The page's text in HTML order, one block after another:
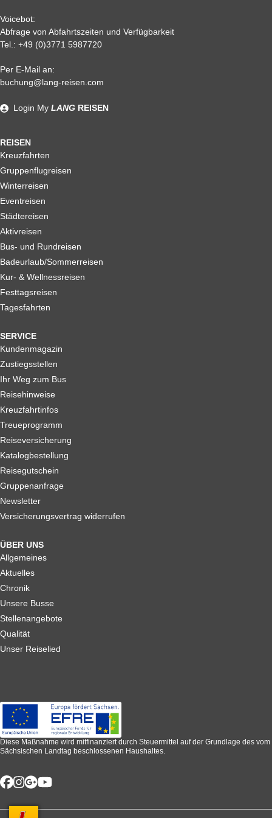
Alle weiteren Stronierungsbedingungen entnehmen Sie bitte
unseren AGB. Wir empfehlen Ihnen den Abschluss einer
Reiserücktrittskostenversicherung
Voicebot:
Abfrage von Abfahrtszeiten und Verfügbarkeit
Tel.: +49 (0)3771 5987720
Per E-Mail an:
buchung@lang-reisen.com
REISEN
Kreuzfahrten
Gruppenflugreisen
Winterreisen
Eventreisen
Städtereisen
Aktivreisen
Bus- und Rundreisen
Badeurlaub/Sommerreisen
Kur- & Wellnessreisen
Festtagsreisen
Tagesfahrten
SERVICE
Kundenmagazin
Zustiegsstellen
Ihr Weg zum Bus
Reisehinweise
Kreuzfahrtinfos
Treueprogramm
Reiseversicherung
Katalogbestellung
Reisegutschein
Gruppenanfrage
Newsletter
Versicherungsvertrag widerrufen
ÜBER UNS
Allgemeines
Aktuelles
Chronik
Unsere Busse
Stellenangebote
Qualität
Unser Reiselied
Login My LANG REISEN
Diese Maßnahme wird mitfinanziert durch Steuermittel auf der Grundlage des vom
Sächsischen Landtag beschlossenen Haushaltes.